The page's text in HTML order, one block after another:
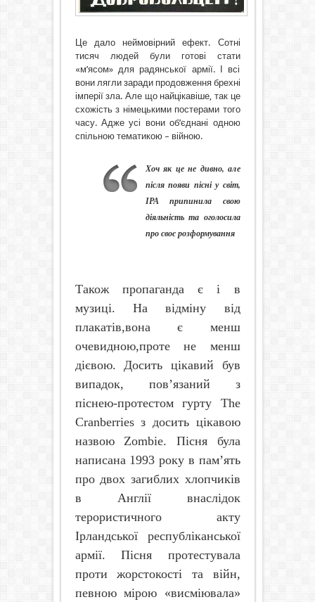
Це дало неймовірний ефект. Сотні
тисяч людей були готові стати
«м’ясом» для радянської армії. І всі
вони лягли заради продовження брехні
імперії зла. Але що найцікавіше, так це
схожість з німецькими постерами того
часу. Адже усі вони об’єднані одною
спільною тематикою – війною.
Хоч як це не дивно, але
після появи пісні у світ,
ІРА припинила свою
діяльність та оголосила
про своє розформування
Також пропаганда є і в
музиці. На відміну від
плакатів,вона є менш
очевидною,проте не менш
дієвою. Досить цікавий був
випадок, пов’язаний з
піснею-протестом гурту The
Cranberriesз досить цікавою
назвою Zombie. Пісня була
написана 1993 року в пам’ять
про двох загиблих хлопчиків
в Англії внаслідок
терористичного акту
Ірландської республіканської
армії. Пісня протестувала
проти жорстокості та війн,
певною мірою «висміювала»